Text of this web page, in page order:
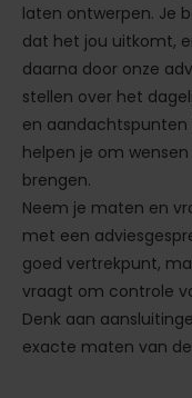
laten ontwerpen. Je
dat het jou uitkomt,
daarna door onze
stellen over het
en aandachtspunten
helpen je om
brengen.
Neem je maten en
met een
goed vertrekpunt,
vraagt om controle
Denk aan
exacte maten van